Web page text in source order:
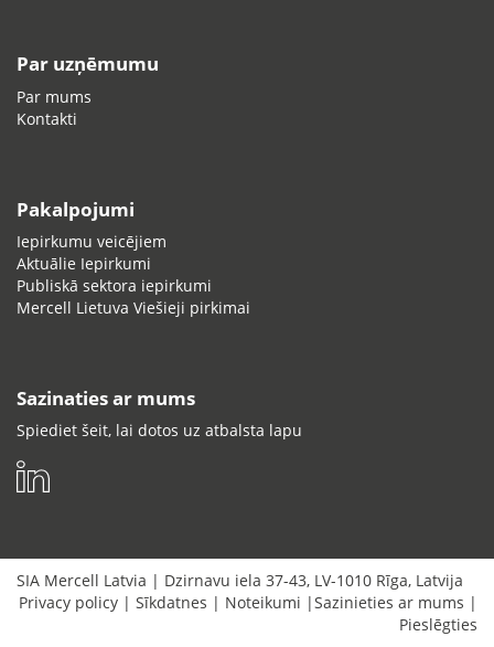
Par uzņēmumu
Par mums
Kontakti
Pakalpojumi
Iepirkumu veicējiem
Aktuālie Iepirkumi
Publiskā sektora iepirkumi
Mercell Lietuva Viešieji pirkimai
Sazinaties ar mums
Spiediet šeit, lai dotos uz atbalsta lapu
SIA Mercell Latvia | Dzirnavu iela 37-43, LV-1010 Rīga, Latvija
Privacy policy | Sīkdatnes | Noteikumi |Sazinieties ar mums |
Pieslēgties